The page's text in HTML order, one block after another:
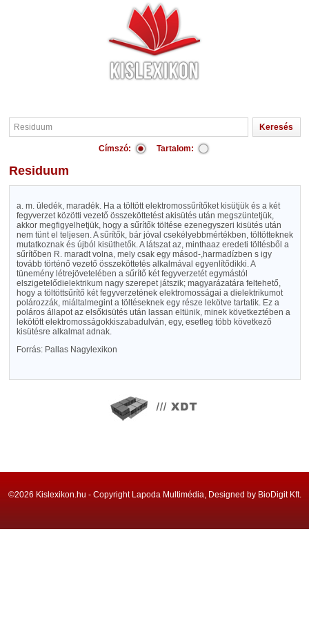
Címszó: Tartalom:
Residuum
a. m. üledék, maradék. Ha a töltött elektromossűrítőket kisütjük és a két
fegyverzet közötti vezető összeköttetést akisütés után megszüntetjük,
akkor megfigyelhetjük, hogy a sűrítők töltése ezenegyszeri kisütés után
nem tünt el teljesen. A sűrítők, bár jóval csekélyebbmértékben, töltötteknek
mutatkoznak és újból kisüthetők. A látszat az, minthaaz eredeti töltésből a
sűrítőben R. maradt volna, mely csak egy másod-,harmadízben s igy
tovább történő vezető összeköttetés alkalmával egyenlítődikki. A
tünemény létrejövetelében a sűrítő két fegyverzetét egymástól
elszigetelődielektrikum nagy szerepet játszik; magyarázatára feltehető,
hogy a töltöttsűrítő két fegyverzetének elektromosságai a dielektrikumot
polározzák, miáltalmegint a töltéseknek egy része lekötve tartatik. Ez a
poláros állapot az elsőkisütés után lassan eltünik, minek következtében a
lekötött elektromosságokkiszabadulván, egy, esetleg több következő
kisütésre alkalmat adnak.
Forrás: Pallas Nagylexikon
©2026 Kislexikon.hu - Copyright Lapoda Multimédia, Designed by BioDigit Kft.